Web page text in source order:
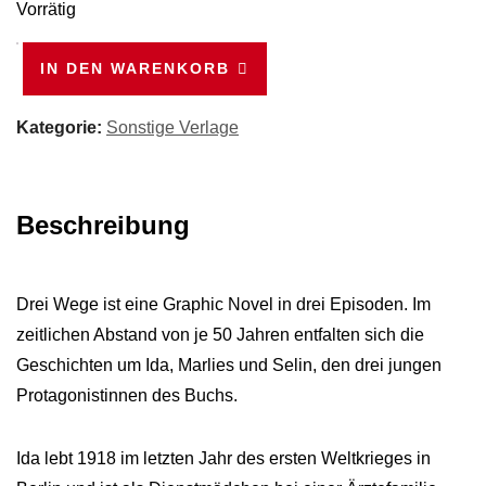
Vorrätig
Menge
IN DEN WARENKORB
Kategorie: Sonstige Verlage
Beschreibung
Drei Wege ist eine Graphic Novel in drei Episoden. Im
zeitlichen Abstand von je 50 Jahren entfalten sich die
Geschichten um Ida, Marlies und Selin, den drei jungen
Protagonistinnen des Buchs.
Ida lebt 1918 im letzten Jahr des ersten Weltkrieges in